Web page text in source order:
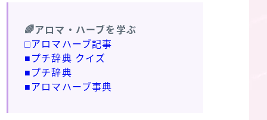
🌈アロマ・ハーブを学ぶ
□アロマハーブ記事
■プチ辞典 クイズ
■プチ辞典
■アロマハーブ事典